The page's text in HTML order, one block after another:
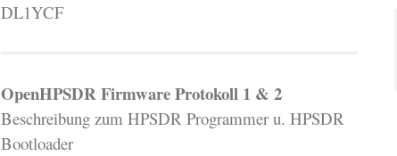
DL1YCF
OpenHPSDR Firmware Protokoll 1 & 2
Beschreibung zum HPSDR Programmer u. HPSDR
Bootloader